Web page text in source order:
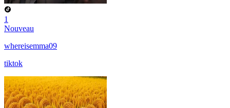
1
Nouveau
whereisemma09
tiktok